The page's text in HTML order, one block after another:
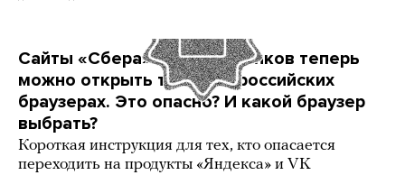
Сайты «Сбера» и других банков теперь
можно открыть только в российских
браузерах. Это опасно? И какой браузер
выбрать?
Короткая инструкция для тех, кто опасается
переходить на продукты «Яндекса» и VK